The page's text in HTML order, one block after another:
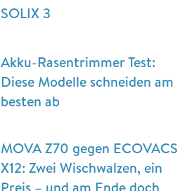
SOLIX 3
Akku-Rasentrimmer Test:
Diese Modelle schneiden am
besten ab
MOVA Z70 gegen ECOVACS
X12: Zwei Wischwalzen, ein